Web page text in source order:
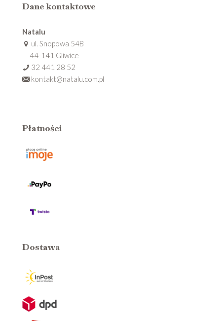
Dane kontaktowe
Natalu
ul. Snopowa 54B
44-141 Gliwice
32 441 28 52
kontakt@natalu.com.pl
Płatności
Dostawa